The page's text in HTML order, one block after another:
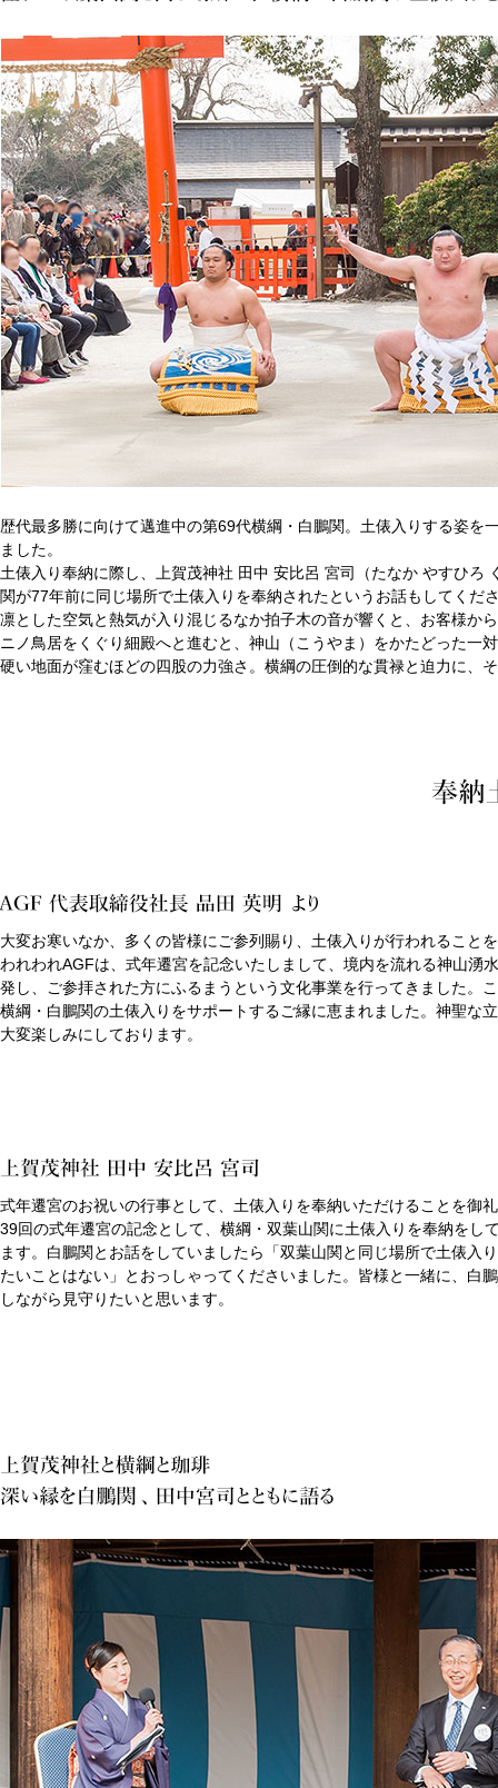
歴代最多勝に向けて邁進中の第69代横綱・白鵬関。土俵入りする姿
ました。
土俵入り奉納に際し、上賀茂神社 田中 安比呂 宮司（たなか やすひ
関が77年前に同じ場所で土俵入りを奉納されたというお話もしてくだ
凛とした空気と熱気が入り混じるなか拍子木の音が響くと、お客様か
ニノ鳥居をくぐり細殿へと進むと、神山（こうやま）をかたどった一
硬い地面が窪むほどの四股の力強さ。横綱の圧倒的な貫禄と迫力に、
大変お寒いなか、多くの皆様にご参列賜り、土俵入りが行われること
われわれAGFは、式年遷宮を記念いたしまして、境内を流れる神山湧
発し、ご参拝された方にふるまうという文化事業を行ってきました。
横綱・白鵬関の土俵入りをサポートするご縁に恵まれました。神聖な
大変楽しみにしております。
式年遷宮のお祝いの行事として、土俵入りを奉納いただけることを御
39回の式年遷宮の記念として、横綱・双葉山関に土俵入りを奉納をし
ます。白鵬関とお話をしていましたら「双葉山関と同じ場所で土俵入
たいことはない」とおっしゃってくださいました。皆様と一緒に、白
しながら見守りたいと思います。